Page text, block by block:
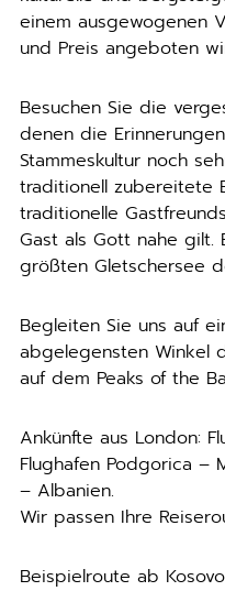
einem ausgewogenen
und Preis angeboten
Besuchen Sie die
denen die
Stammeskultur noch
traditionell zubereitete
traditionelle
Gast als Gott nahe gilt.
größten Gletschersee
Begleiten Sie uns auf
abgelegensten Winkel
auf dem Peaks of the
Ankünfte aus London:
Flughafen Podgorica –
– Albanien.
Wir passen Ihre
Beispielroute ab Kosovo